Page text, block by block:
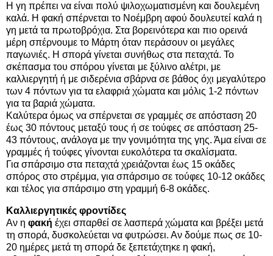
Η γη πρέπει να είναι πολύ ψιλοχωματισμένη και δουλεμένη
καλά. Η φακή σπέρνεται το Νοέμβρη αφού δουλευτεί καλά η
γη μετά τα πρωτοβρόχια. Στα βορεινότερα και πιο ορεινά
μέρη σπέρνουμε το Μάρτη όταν περάσουν οι μεγάλες
παγωνιές. Η σπορά γίνεται συνήθως στα πεταχτά. Το
σκέπασμα του σπόρου γίνεται με ξύλινο αλέτρι, με
καλλιεργητή ή με σιδερένια σβάρνα σε βάθος όχι μεγαλύτερο
των 4 πόντων για τα ελαφριά χώματα και μόλις 1-2 πόντων
για τα βαριά χώματα.
Καλύτερα όμως να σπέρνεται σε γραμμές σε απόσταση 20
έως 30 πόντους μεταξύ τους ή σε τούφες σε απόσταση 25-
43 πόντους, ανάλογα με την γονιμότητα της γης. Άμα είναι σε
γραμμές ή τούφες γίνονται ευκολότερα τα σκαλίσματα.
Για σπάρσιμο στα πεταχτά χρειάζονται έως 15 οκάδες
σπόρος στο στρέμμα, για σπάρσιμο σε τούφες 10-12 οκάδες
και τέλος για σπάρσιμο στη γραμμή 6-8 οκάδες.
Καλλιεργητικές φροντίδες
Αν η φακή έχει σπαρθεί σε λασπερά χώματα και βρέξει μετά
τη σπορά, δυσκολεύεται να φυτρώσει. Αν δούμε πως σε 10-
20 ημέρες μετά τη σπορά δε ξεπετάχτηκε η φακή,